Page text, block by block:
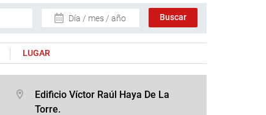
Día / mes / año
LUGAR
Edificio Víctor Raúl Haya De La
Torre.